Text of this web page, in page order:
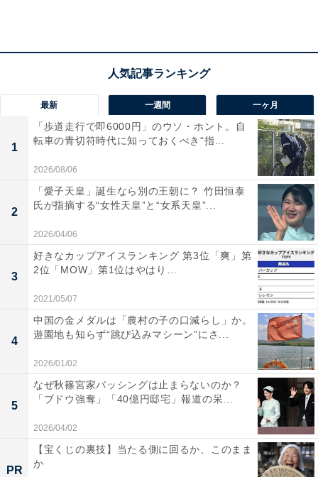
「滝沢市」は、盛岡市の北西部に位置しています。近隣
市町まで足を延ばせば、温泉やスキー場などのレジャー
施設へのアクセスが良い点も魅力の1つ。市内には盛岡
大学や岩手県立大学があるため若い世代も多く暮らして
最新 一週間 一ヶ月
1
「歩道走行で即6000円」のウソ・ホント。自
転車の青切符時代に知っておくべき“指...
2026/08/06
2
「愛子天皇」誕生なら別の王朝に？ 竹田恒泰
氏が指摘する“女性天皇”と“女系天皇”...
2026/04/06
3
好きなカップアイスランキング 第3位「爽」第
2位「MOW」第1位はやはり…
2021/05/07
4
中国の金メダルは「農村の子の口減らし」か。
遊園地も知らず“跳び込みマシーン”にさ...
2026/01/02
5
なぜ秋篠宮家バッシングは止まらないのか？
「ブドウ強奪」「40億円邸宅」報道の呆...
2026/04/02
PR
【宝くじの裏技】当たる側に回るか、このまま
か